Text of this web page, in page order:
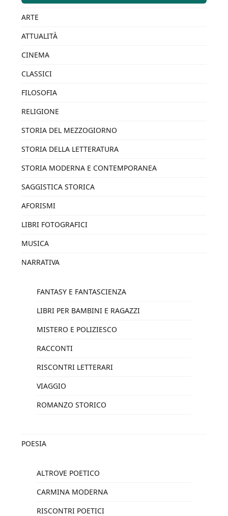
ARTE
ATTUALITÀ
CINEMA
CLASSICI
FILOSOFIA
RELIGIONE
STORIA DEL MEZZOGIORNO
STORIA DELLA LETTERATURA
STORIA MODERNA E CONTEMPORANEA
SAGGISTICA STORICA
AFORISMI
LIBRI FOTOGRAFICI
MUSICA
NARRATIVA
FANTASY E FANTASCIENZA
LIBRI PER BAMBINI E RAGAZZI
MISTERO E POLIZIESCO
RACCONTI
RISCONTRI LETTERARI
VIAGGIO
ROMANZO STORICO
POESIA
ALTROVE POETICO
CARMINA MODERNA
RISCONTRI POETICI